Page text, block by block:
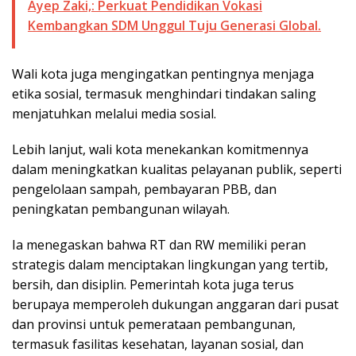
Ayep Zaki,: Perkuat Pendidikan Vokasi
Kembangkan SDM Unggul Tuju Generasi Global.
Wali kota juga mengingatkan pentingnya menjaga
etika sosial, termasuk menghindari tindakan saling
menjatuhkan melalui media sosial.
Lebih lanjut, wali kota menekankan komitmennya
dalam meningkatkan kualitas pelayanan publik, seperti
pengelolaan sampah, pembayaran PBB, dan
peningkatan pembangunan wilayah.
Ia menegaskan bahwa RT dan RW memiliki peran
strategis dalam menciptakan lingkungan yang tertib,
bersih, dan disiplin. Pemerintah kota juga terus
berupaya memperoleh dukungan anggaran dari pusat
dan provinsi untuk pemerataan pembangunan,
termasuk fasilitas kesehatan, layanan sosial, dan